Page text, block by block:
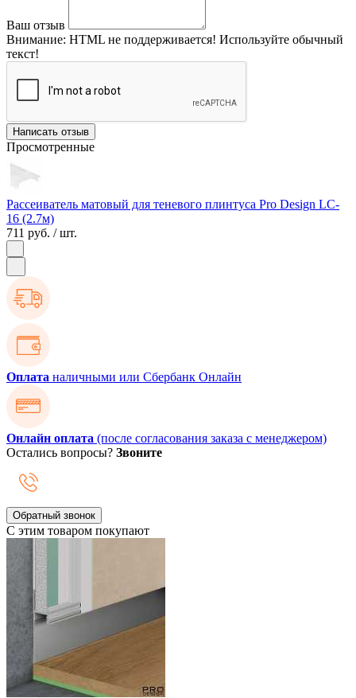
Ваш отзыв
Внимание: HTML не поддерживается! Используйте обычный
текст!
Написать отзыв
Просмотренные
Рассеиватель матовый для теневого плинтуса Pro Design LC-
16 (2.7м)
711 руб. / шт.
Оплата наличными или Сбербанк Онлайн
Онлайн оплата (после согласования заказа с менеджером)
Остались вопросы? Звоните
Обратный звонок
С этим товаром покупают